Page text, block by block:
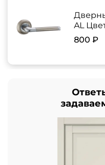
AL
800 ₽